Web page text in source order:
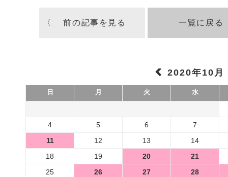
〈 前の記事を見る 一覧に戻る
2020年10月
日 月 火 水
4 5 6
7
11
12 13
14
18
19 20
21
25
26 27 28